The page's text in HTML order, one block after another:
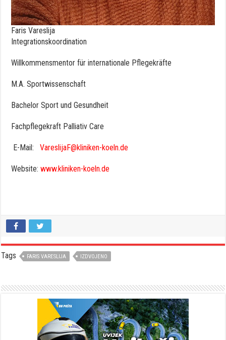
FarisVareslija
Integrationskoordination
Willkommensmentor für internationale Pflegekräfte
M.A. Sportwissenschaft​
Bachelor​ Sport und Gesundheit​
Fachpflegekraft Palliativ Care
​ ​E-Mail:​ ​ ​VareslijaF@kliniken-koeln.de
Website:​www.kliniken-koeln.de
Tags FARIS VARESLIJA IZDVOJENO